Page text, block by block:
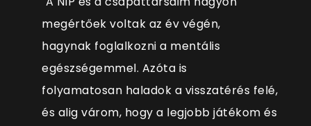
megértőek voltak az év végén,
hagynak foglalkozni a mentális
egészségemmel. Azóta is
folyamatosan haladok a visszatérés felé,
és alig várom, hogy a legjobb játékom és